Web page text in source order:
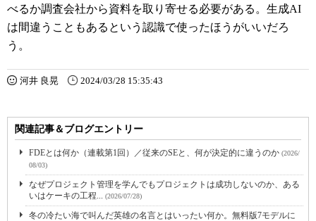
べるか調査会社から資料を取り寄せる必要がある。生成AI
は間違うこともあるという認識で使ったほうがいいだろ
う。
河井 良晃 2024/03/28 15:35:43
関連記事＆ブログエントリー
FDEとは何か（連載第1回）／従来のSEと、何が決定的に違うのか (2026/
08/03)
なぜプロジェクト管理を学んでもプロジェクトは成功しないのか、ある
いはケーキの工程... (2026/07/28)
冬の冷たい海で叫んだ英雄の名言とはいったい何か。無料版7モデルに